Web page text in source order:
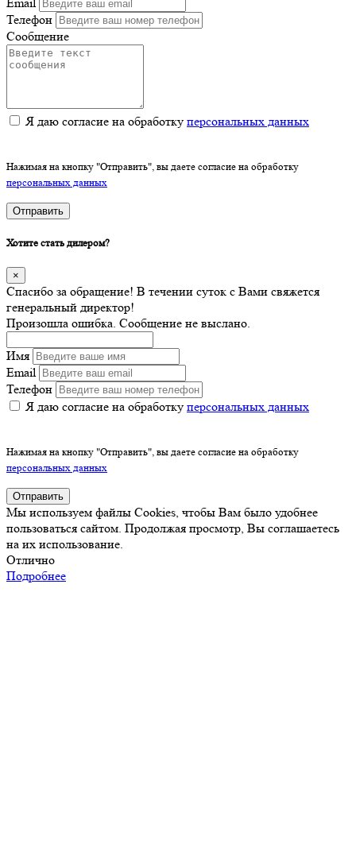
Телефон
Сообщение
Я даю согласие на обработку персональных данных
Нажимая на кнопку "Отправить", вы даете согласие на обработку
персональных данных
Отправить
Хотите стать дилером?
×
Спасибо за обращение! В течении суток с Вами свяжется
генеральный директор!
Произошла ошибка. Сообщение не выслано.
Имя
Email
Телефон
Я даю согласие на обработку персональных данных
Нажимая на кнопку "Отправить", вы даете согласие на обработку
персональных данных
Отправить
Мы используем файлы Cookies, чтобы Вам было удобнее
пользоваться сайтом. Продолжая просмотр, Вы соглашаетесь
на их использование.
Отлично
Подробнее